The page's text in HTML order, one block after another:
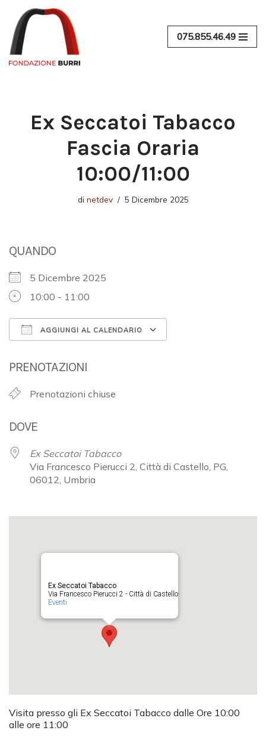
Vai
al
contenuto
075.855.46.49
Ex Seccatoi Tabacco
Fascia Oraria
10:00/11:00
di netdev 5 Dicembre 2025
QUANDO
5 Dicembre 2025
10:00 - 11:00
AGGIUNGI AL CALENDARIO
PRENOTAZIONI
Prenotazioni chiuse
DOVE
Ex Seccatoi Tabacco
Via Francesco Pierucci 2, Città di Castello, PG,
06012, Umbria
Ex Seccatoi Tabacco
Via Francesco Pierucci 2 - Città di Castello
Eventi
Visita presso gli Ex Seccatoi Tabacco dalle Ore 10:00
alle ore 11:00